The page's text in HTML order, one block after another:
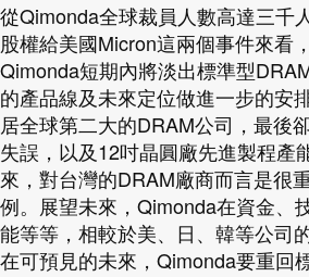
從Qimonda全球裁員人數高達三千
股權給美國Micron這兩個事件來看
Qimonda短期內將淡出標準型
的產品線及未來定位做進一步的安
居全球第二大的DRAM公司，最後
失誤，以及12吋晶圓廠先進製程產
來，對台灣的DRAM廠商而言是很
例。展望未來，Qimonda在資金、
能等等，相較於美、日、韓等公司
在可預見的未來，Qimonda要重回